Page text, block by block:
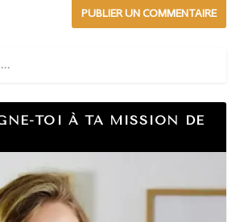
TOI À TA MISSION DE